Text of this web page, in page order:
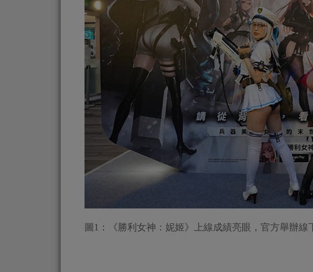
圖1：《勝利女神：妮姬》上線成績亮眼，官方舉辦線